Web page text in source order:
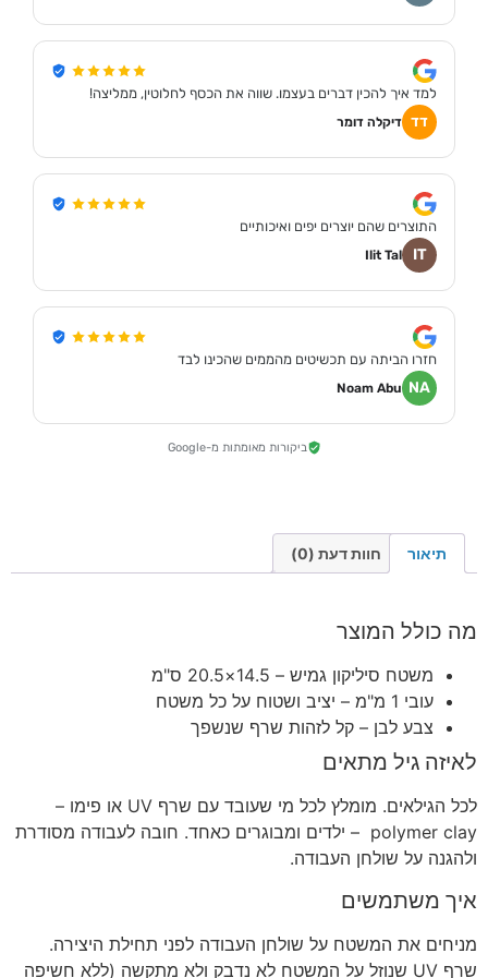
למד איך להכין דברים בעצמו. שווה את הכסף לחלוטין, ממליצה!
דד דיקלה דומר
התוצרים שהם יוצרים יפים ואיכותיים
IT
Ilit Tal
חזרו הביתה עם תכשיטים מהממים שהכינו לבד
NA
Noam Abu
ביקורות מאומתות מ-Google
תיאור חוות דעת (0)
מה כולל המוצר
משטח סיליקון גמיש – 14.5×20.5 ס"מ
עובי 1 מ"מ – יציב ושטוח על כל משטח
צבע לבן – קל לזהות שרף שנשפך
לאיזה גיל מתאים
לכל הגילאים. מומלץ לכל מי שעובד עם שרף UV או פימו –
polymer clay – ילדים ומבוגרים כאחד. חובה לעבודה מסודרת
ולהגנה על שולחן העבודה.
איך משתמשים
מניחים את המשטח על שולחן העבודה לפני תחילת היצירה.
שרף UV שנוזל על המשטח לא נדבק ולא מתקשה (ללא חשיפה